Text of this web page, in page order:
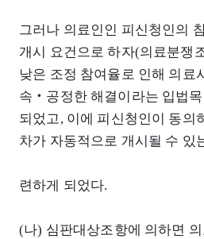
그러나 의료인인 피신청인의
개시 요건으로 하자(의료분쟁
낮은 조정 참여율로 인해 의료
속‧공정한 해결이라는 입법목
되었고, 이에 피신청인이 동의
차가 자동적으로 개시될 수 있
련하게 되었다.
(나) 심판대상조항에 의하면